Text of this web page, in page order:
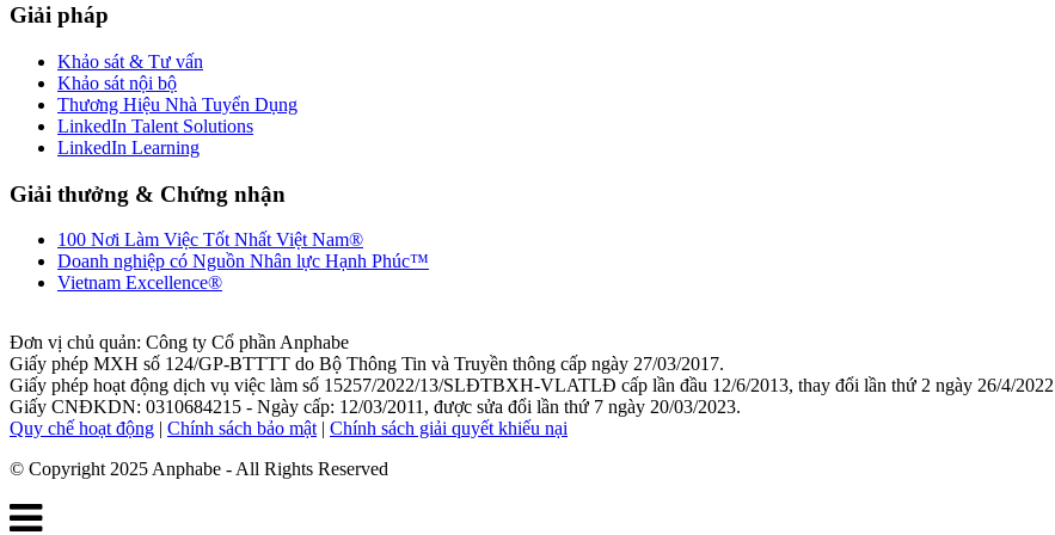
Giải pháp
Khảo sát & Tư vấn
Khảo sát nội bộ
Thương Hiệu Nhà Tuyển Dụng
LinkedIn Talent Solutions
LinkedIn Learning
Giải thưởng & Chứng nhận
100 Nơi Làm Việc Tốt Nhất Việt Nam®
Doanh nghiệp có Nguồn Nhân lực Hạnh Phúc™
Vietnam Excellence®
Đơn vị chủ quản: Công ty Cổ phần Anphabe
Giấy phép MXH số 124/GP-BTTTT do Bộ Thông Tin và Truyền thông cấp ngày 27/03/2017.
Giấy phép hoạt động dịch vụ việc làm số 15257/2022/13/SLĐTBXH-VLATLĐ cấp lần đầu 12/6/2013, thay đổi lần thứ 2 ngày 26/4/2022
Giấy CNĐKDN: 0310684215 - Ngày cấp: 12/03/2011, được sửa đổi lần thứ 7 ngày 20/03/2023.
Quy chế hoạt động | Chính sách bảo mật| Chính sách giải quyết khiếu nại
© Copyright 2025 Anphabe - All Rights Reserved